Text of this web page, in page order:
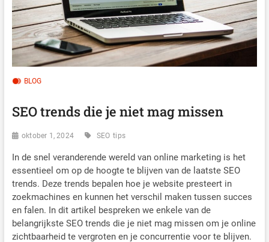
BLOG
SEO trends die je niet mag missen
oktober 1, 2024 SEO tips
In de snel veranderende wereld van online marketing is het
essentieel om op de hoogte te blijven van de laatste SEO
trends. Deze trends bepalen hoe je website presteert in
zoekmachines en kunnen het verschil maken tussen succes
en falen. In dit artikel bespreken we enkele van de
belangrijkste SEO trends die je niet mag missen om je online
zichtbaarheid te vergroten en je concurrentie voor te blijven.